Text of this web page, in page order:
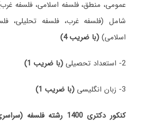
عمومی، منطق، فلسفه اسلامی، فلسفه
شامل (فلسفه غرب، فلسفه تحلیلی،
اسلامی) (با ضریب 4)
2- استعداد تحصیلی (با ضریب 1)
3- زبان انگلیسی (با ضریب 1)
کنکور دکتری 1400 رشته